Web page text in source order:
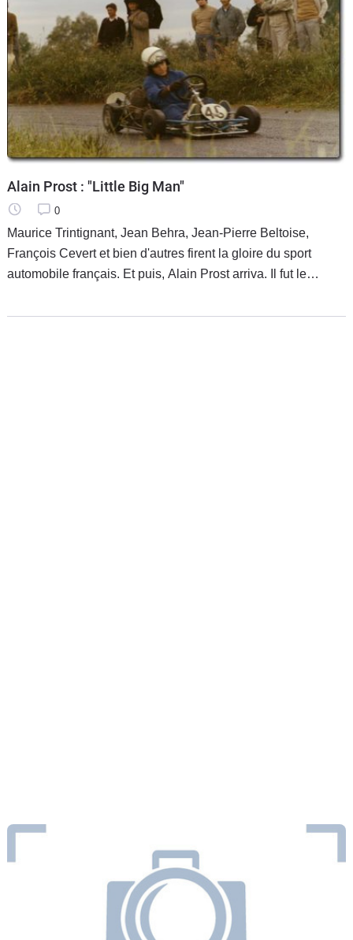
Alain Prost : "Little Big Man"
0
Maurice Trintignant, Jean Behra, Jean-Pierre Beltoise,
François Cevert et bien d'autres firent la gloire du sport
automobile français. Et puis, Alain Prost arriva. Il fut le
dans le sillage